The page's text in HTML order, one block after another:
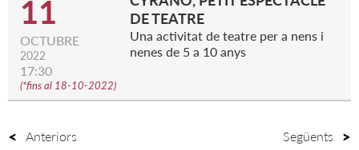
11
OCTUBRE
2022
17:30
(*fins al 18-10-2022)
DE TEATRE
Una activitat de teatre per a nens i
nenes de 5 a 10 anys
Anteriors Següents